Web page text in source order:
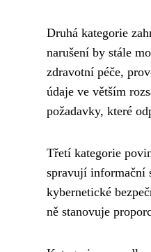
Druhá kategorie
narušení by stále
zdravotní péče,
údaje ve větším
požadavky, které
Třetí kategorie
spravují informační
kybernetické
ně stanovuje